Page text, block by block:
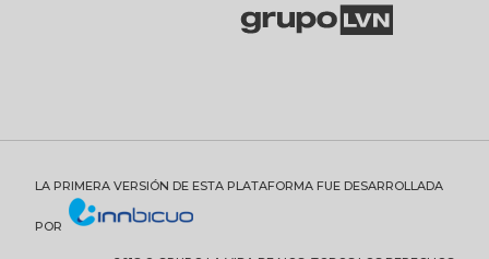
LA PRIMERA VERSIÓN DE ESTA PLATAFORMA FUE DESARROLLADA
POR